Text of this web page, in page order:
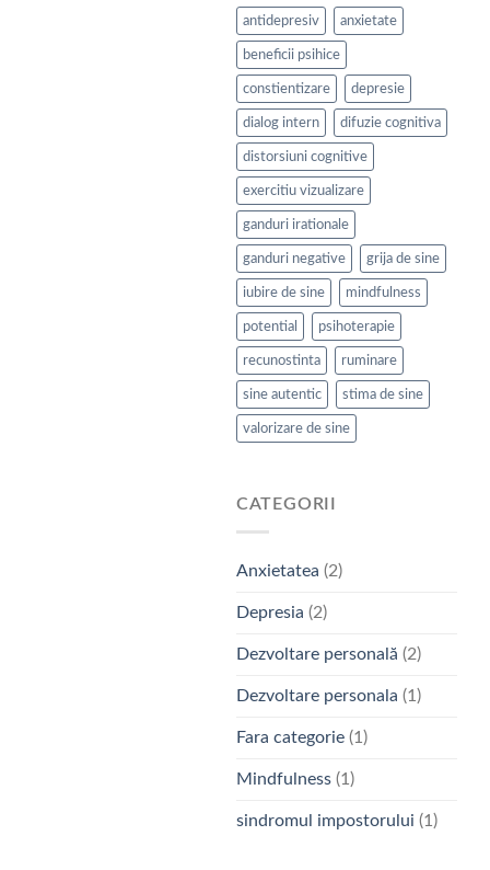
antidepresiv anxietate
beneficii psihice
constientizare depresie
dialog intern difuzie cognitiva
distorsiuni cognitive
exercitiu vizualizare
ganduri irationale
ganduri negative grija de sine
iubire de sine mindfulness
potential psihoterapie
recunostinta ruminare
sine autentic stima de sine
valorizare de sine
CATEGORII
Anxietatea (2)
Depresia (2)
Dezvoltare personală (2)
Dezvoltare personala (1)
Fara categorie(1)
Mindfulness(1)
sindromul impostorului (1)